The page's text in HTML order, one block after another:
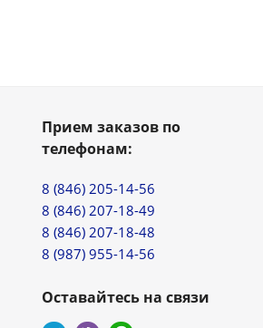
Прием заказов по
телефонам:
8 (846) 205-14-56
8 (846) 207-18-49
8 (846) 207-18-48
8 (987) 955-14-56
Оставайтесь на связи